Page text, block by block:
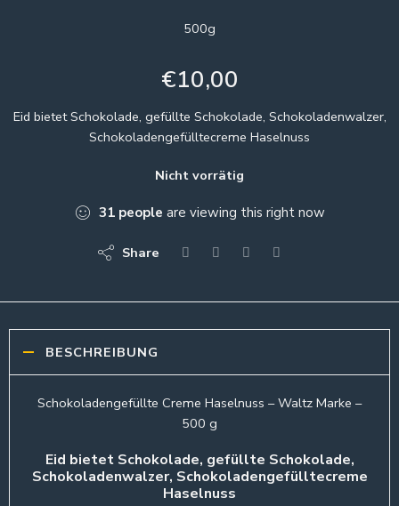
500g
€10,00
Eid bietet Schokolade, gefüllte Schokolade, Schokoladenwalzer,
Schokoladengefülltecreme Haselnuss
Nicht vorrätig
31 people are viewing this right now
Share
BESCHREIBUNG
Schokoladengefüllte Creme Haselnuss – Waltz Marke –
500 g
Eid bietet Schokolade, gefüllte Schokolade,
Schokoladenwalzer, Schokoladengefülltecreme
Haselnuss